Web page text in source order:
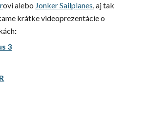
ovi alebo Jonker Sailplanes, aj tak
krátke videoprezentácie o
:
3